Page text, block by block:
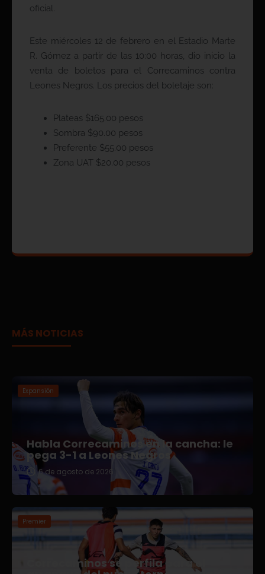
oficial.
Este miércoles 12 de febrero en el Estadio Marte
R. Gómez a partir de las 10:00 horas, dio inicio la
venta de boletos para el Correcaminos contra
Leones Negros. Los precios del boletaje son:
Plateas $165.00 pesos
Sombra $90.00 pesos
Preferente $55.00 pesos
Zona UAT $20.00 pesos
MÁS NOTICIAS
Expansión
Habla Correcaminos en la cancha: le
pega 3-1 a Leones Negros
6 de agosto de 2026
Premier
Correcaminos se perfila para el